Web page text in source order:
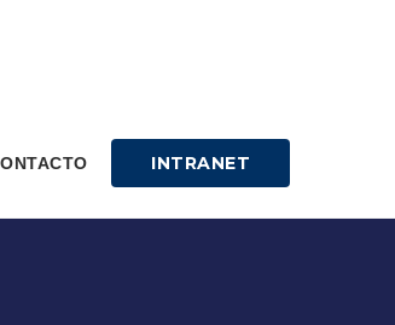
INTRANET